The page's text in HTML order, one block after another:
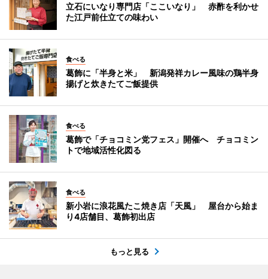
立石にいなり専門店「ここいなり」 赤酢を利かせ
た江戸前仕立ての味わい
食べる
葛飾に「半身と米」 新潟発祥カレー風味の鶏半身
揚げと炊きたてご飯提供
食べる
葛飾で「チョコミン党フェス」開催へ チョコミン
トで地域活性化図る
食べる
新小岩に浪花風たこ焼き店「天風」 屋台から始ま
り4店舗目、葛飾初出店
もっと見る